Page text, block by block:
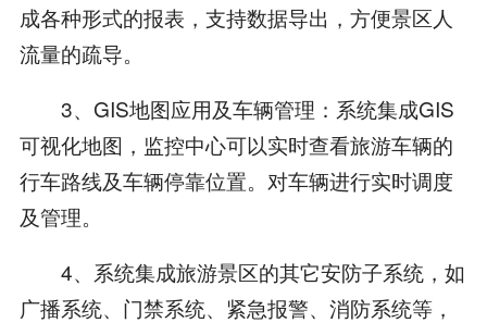
成各种形式的报表，支持数据导出，方便景区人
流量的疏导。
3、GIS地图应用及车辆管理：系统集成GIS
可视化地图，监控中心可以实时查看旅游车辆的
行车路线及车辆停靠位置。对车辆进行实时调度
及管理。
4、系统集成旅游景区的其它安防子系统，如
广播系统、门禁系统、紧急报警、消防系统等，